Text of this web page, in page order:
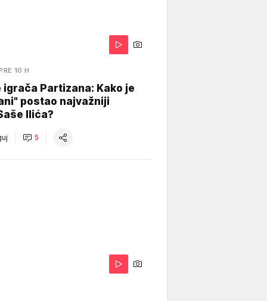
10 H
igrača Partizana: Kako je
postao najvažniji
Ilića?
5